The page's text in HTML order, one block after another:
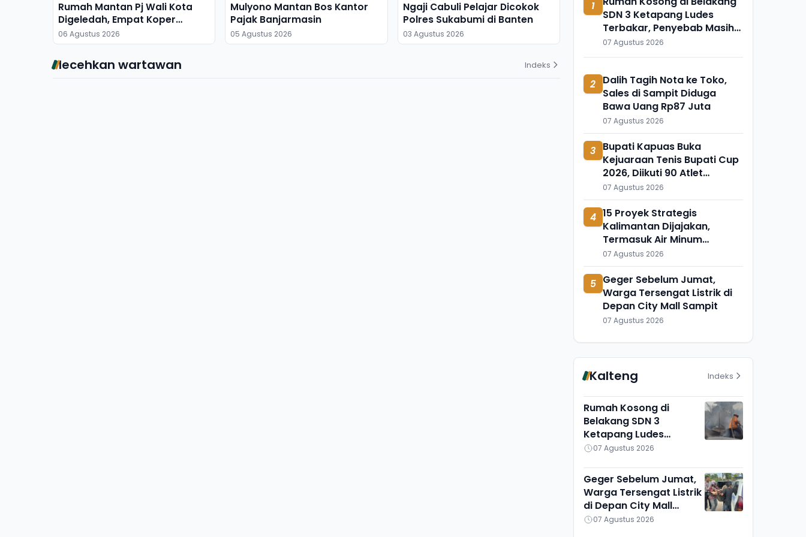
Rumah Mantan Pj Wali Kota
Digeledah, Empat Koper
Dibawa
06 Agustus 2026
Mulyono Mantan Bos Kantor
Pajak Banjarmasin
05 Agustus 2026
Ngaji Cabuli Pelajar Dicokok
Polres Sukabumi di Banten
03 Agustus 2026
Meninggal Mendadak, Ada
31 Juli 2026
lecehkan wartawan Indeks
1
SDN 3 Ketapang Ludes
Terbakar, Penyebab Masih
Diselidiki
07 Agustus 2026
2 Dalih Tagih Nota ke Toko,
Sales di Sampit Diduga
Bawa Uang Rp87 Juta
07 Agustus 2026
3 Bupati Kapuas Buka
Kejuaraan Tenis Bupati Cup
2026, Diikuti 90 Atlet
Kalteng dan Kalsel
07 Agustus 2026
4 15 Proyek Strategis
Kalimantan Dijajakan,
Termasuk Air Minum
Sepaku-Semoi dan Energi
Sampah Palangka Raya
07 Agustus 2026
5 Geger Sebelum Jumat,
Warga Tersengat Listrik di
Depan City Mall Sampit
07 Agustus 2026
Kalteng Indeks
Rumah Kosong di
Belakang SDN 3
Ketapang Ludes
Terbakar, Penyebab
07 Agustus 2026
Geger Sebelum Jumat,
Warga Tersengat Listrik
di Depan City Mall
Sampit
07 Agustus 2026